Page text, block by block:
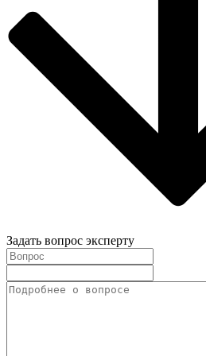
Задать вопрос эксперту